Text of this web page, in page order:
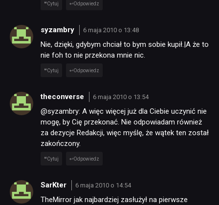
Cytuj Odpowiedz
syzambry 6 maja 2010 o 13:48
Nie, dzięki, gdybym chciał to bym sobie kupił.|A że to
nie foh to nie przekona mnie nic.
Cytuj Odpowiedz
theconverse 6 maja 2010 o 13:54
@syzambry: A więc więcej już dla Ciebie uczynić nie
mogę, by Cię przekonać. Nie odpowiadam również
za dezycje Redakcji, więc myślę, że wątek ten został
zakończony.
Cytuj Odpowiedz
SarKter 6 maja 2010 o 14:54
TheMirror jak najbardziej zasłużył na pierwsze